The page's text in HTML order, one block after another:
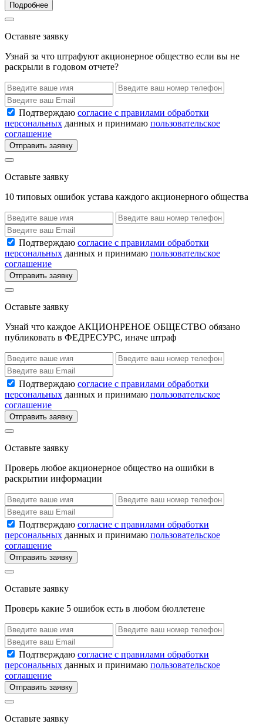
Подробнее
Оставьте заявку
Узнай за что штрафуют акционерное общество если вы не
раскрыли в годовом отчете?
Подтверждаю согласие с правилами обработки
персональных данных и принимаю пользовательское
соглашение
Отправить заявку
Оставьте заявку
10 типовых ошибок устава каждого акционерного общества
Подтверждаю согласие с правилами обработки
персональных данных и принимаю пользовательское
соглашение
Отправить заявку
Оставьте заявку
Узнай что каждое АКЦИОНРЕНОЕ ОБЩЕСТВО обязано
публиковать в ФЕДРЕСУРС, иначе штраф
Подтверждаю согласие с правилами обработки
персональных данных и принимаю пользовательское
соглашение
Отправить заявку
Оставьте заявку
Проверь любое акционерное общество на ошибки в
раскрытии информации
Подтверждаю согласие с правилами обработки
персональных данных и принимаю пользовательское
соглашение
Отправить заявку
Оставьте заявку
Проверь какие 5 ошибок есть в любом бюллетене
Подтверждаю согласие с правилами обработки
персональных данных и принимаю пользовательское
соглашение
Отправить заявку
Оставьте заявку